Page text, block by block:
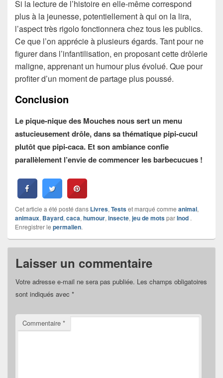
Si la lecture de l’histoire en elle-même correspond
plus à la jeunesse, potentiellement à qui on la lira,
l’aspect très rigolo fonctionnera chez tous les publics.
Ce que l’on apprécie à plusieurs égards. Tant pour ne
figurer dans l’infantilisation, en proposant cette drôlerie
maligne, apprenant un humour plus évolué. Que pour
profiter d’un moment de partage plus poussé.
Conclusion
Le pique-nique des Mouches nous sert un menu
astucieusement drôle, dans sa thématique pipi-cucul
plutôt que pipi-caca. Et son ambiance confie
parallèlement l’envie de commencer les barbecucues !
Cet article a été posté dans Livres, Testset marqué comme animal,
animaux, Bayard, caca, humour, insecte, jeu de motsparInod .
Enregistrer le permalien.
Laisser un commentaire
Votre adresse e-mail ne sera pas publiée. Les champs obligatoires
sont indiqués avec *
Commentaire *